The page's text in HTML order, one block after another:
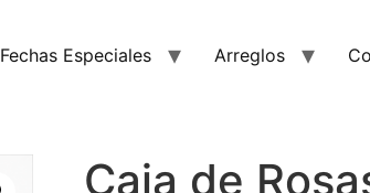
Fechas Especiales Arreglos
Caja de